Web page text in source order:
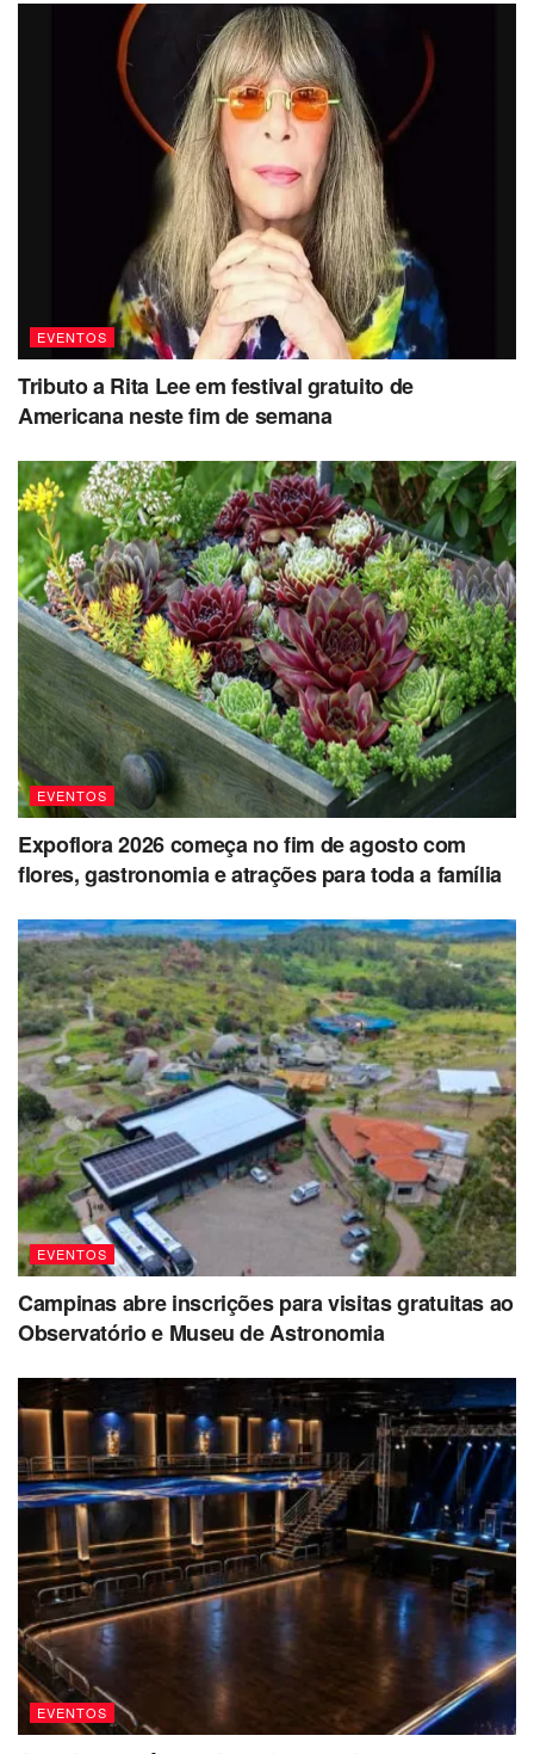
EVENTOS
Tributo a Rita Lee em festival gratuito de
Americana neste fim de semana
EVENTOS
Expoflora 2026 começa no fim de agosto com
flores, gastronomia e atrações para toda a família
EVENTOS
Campinas abre inscrições para visitas gratuitas ao
Observatório e Museu de Astronomia
EVENTOS